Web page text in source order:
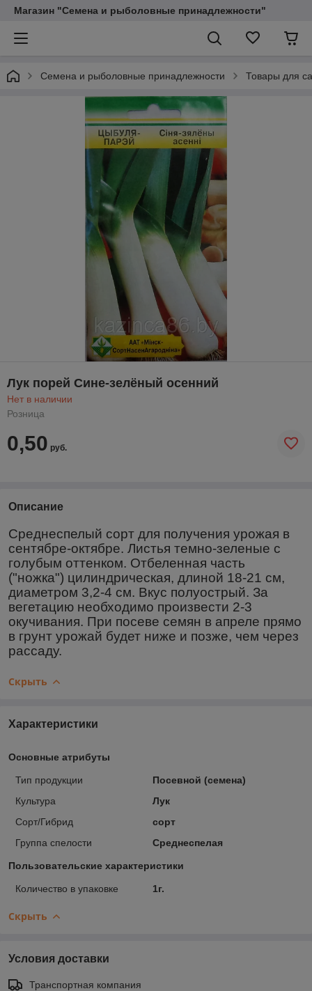
Магазин "Семена и рыболовные принадлежности"
Семена и рыболовные принадлежности Товары для
Лук порей Сине-зелёный осенний
Нет в наличии
Розница
0,50 руб.
Описание
Среднеспелый сорт для получения урожая в
сентябре-октябре. Листья темно-зеленые с
голубым оттенком. Отбеленная часть
("ножка") цилиндрическая, длиной 18-21 см,
диаметром 3,2-4 см. Вкус полуострый. За
вегетацию необходимо произвести 2-3
окучивания. При посеве семян в апреле прямо
в грунт урожай будет ниже и позже, чем через
рассаду.
Скрыть
Характеристики
Основные атрибуты
Тип продукции
Посевной (семена)
Культура
Лук
Сорт/Гибрид
сорт
Группа спелости
Среднеспелая
Пользовательские характеристики
Количество в упаковке 1г.
Скрыть
Условия доставки
Транспортная компания